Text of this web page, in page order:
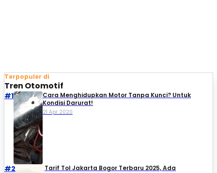
Terpopuler di
Tren Otomotif
#1
Cara Menghidupkan Motor Tanpa Kunci? Untuk
Kondisi Darurat!
21 Apr 2020
#2
Tarif Tol Jakarta Bogor Terbaru 2025, Ada